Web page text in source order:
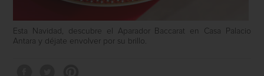
Esta Navidad, descubre el Aparador Baccarat en Casa Palacio
Antara y déjate envolver por su brillo.